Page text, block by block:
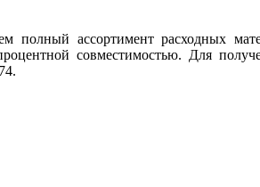
ассортимент расходных
совместимостью. Для